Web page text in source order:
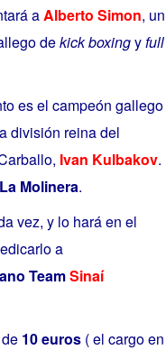
aAlberto Simon, un
dekick boxingyfull
es el campeón gallego
división reina del
Ivan Kulbakov.
Molinera.
vez, y lo hará en el
a
TeamSinaí
10 euros( el cargo en